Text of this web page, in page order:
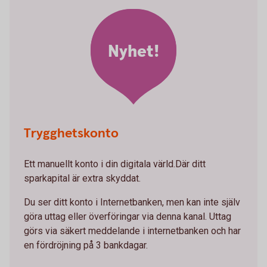
Trygghetskonto
Ett manuellt konto i din digitala värld.Där ditt
sparkapital är extra skyddat.
Du ser ditt konto i Internetbanken, men kan inte själv
göra uttag eller överföringar via denna kanal. Uttag
görs via säkert meddelande i internetbanken och har
en fördröjning på 3 bankdagar.
Nyhet!